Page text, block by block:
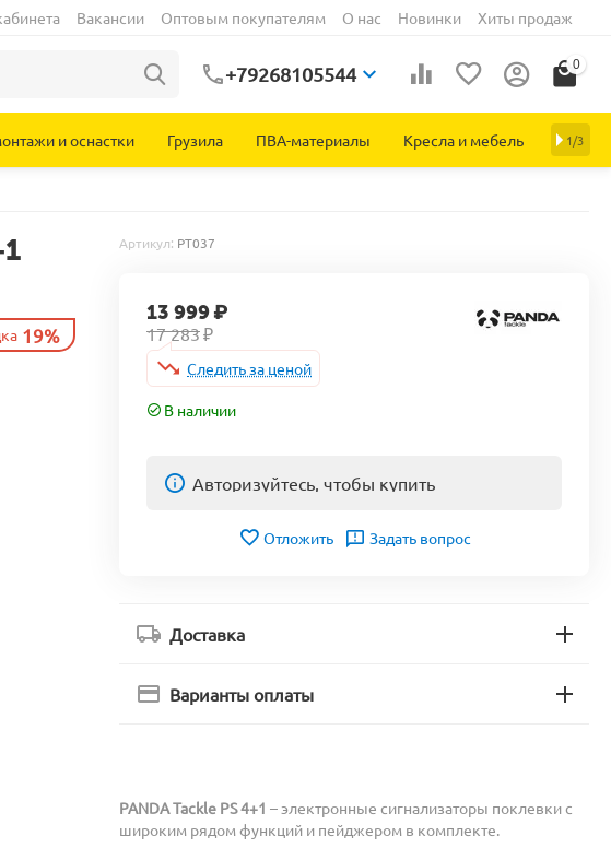
Вакансии Оптовым покупателям О нас Новинки Хиты продаж
+79268105544 0
и оснастки Грузила ПВА-материалы Кресла и мебель 1/3
Артикул: PT037
13 999₽
17 283₽
Следить за ценой
В наличии
Авторизуйтесь, чтобы купить
Отложить Задать вопрос
Доставка
Варианты оплаты
PANDA Tackle PS 4+1 – электронные сигнализаторы поклевки с
широким рядом функций и пейджером в комплекте.